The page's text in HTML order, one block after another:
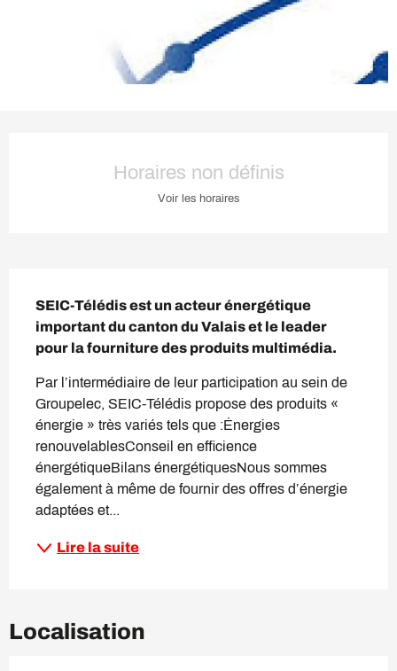
Horaires non définis
Voir les horaires
SEIC-Télédis est un acteur énergétique
important du canton du Valais et le leader
pour la fourniture des produits multimédia.
Par l’intermédiaire de leur participation au sein de
Groupelec, SEIC-Télédis propose des produits «
énergie » très variés tels que :Énergies
renouvelablesConseil en efficience
énergétiqueBilans énergétiquesNous sommes
également à même de fournir des offres d’énergie
adaptées et...
Lire la suite
Localisation